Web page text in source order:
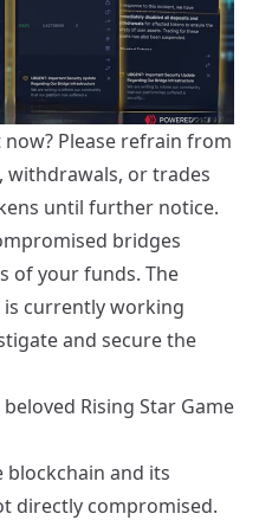
Please refrain from
or trades
until further notice.
bridges
of your funds. The
is currently working
and secure the
Rising Star Game
blockchain and its
directly compromised.